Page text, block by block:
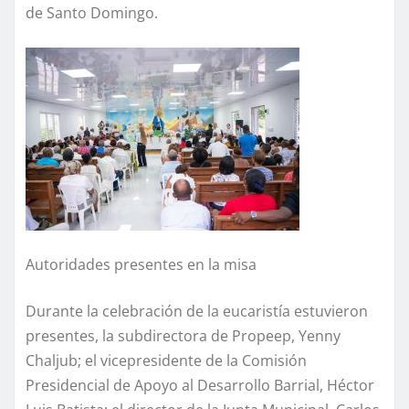
de Santo Domingo.
Autoridades presentes en la misa
Durante la celebración de la eucaristía estuvieron
presentes, la subdirectora de Propeep, Yenny
Chaljub; el vicepresidente de la Comisión
Presidencial de Apoyo al Desarrollo Barrial, Héctor